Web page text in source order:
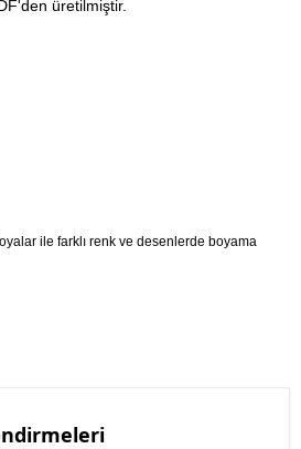
üretilmiştir.
ile farklı renk ve desenlerde boyama